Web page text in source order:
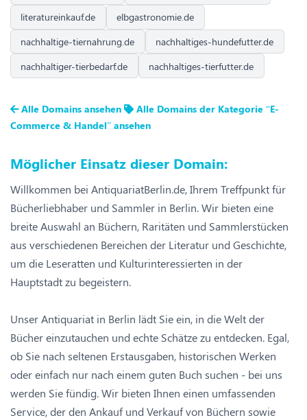
literatureinkauf.de
elbgastronomie.de
nachhaltige-tiernahrung.de
nachhaltiges-hundefutter.de
nachhaltiger-tierbedarf.de
nachhaltiges-tierfutter.de
Alle Domains ansehen
Alle Domains der Kategorie “E-
Commerce & Handel” ansehen
Möglicher Einsatz dieser Domain:
Willkommen bei AntiquariatBerlin.de, Ihrem Treffpunkt für
Bücherliebhaber und Sammler in Berlin. Wir bieten eine
breite Auswahl an Büchern, Raritäten und Sammlerstücken
aus verschiedenen Bereichen der Literatur und Geschichte,
um die Leseratten und Kulturinteressierten in der
Hauptstadt zu begeistern.
Unser Antiquariat in Berlin lädt Sie ein, in die Welt der
Bücher einzutauchen und echte Schätze zu entdecken. Egal,
ob Sie nach seltenen Erstausgaben, historischen Werken
oder einfach nur nach einem guten Buch suchen - bei uns
werden Sie fündig. Wir bieten Ihnen einen umfassenden
Service, der den Ankauf und Verkauf von Büchern sowie